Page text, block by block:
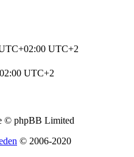
UTC+2
UTC+2
© phpBB Limited
© 2006-2020